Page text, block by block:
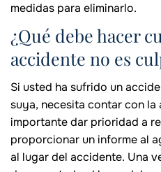
medidas para eliminarlo.
¿Qué debe hacer
accidente no es
Si usted ha sufrido un
suya, necesita contar con la
importante dar prioridad a
proporcionar un informe al
al lugar del accidente. Una